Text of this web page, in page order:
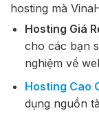
hosting mà
Hosting Giá
cho các bạn
nghiệm về
Hosting Cao
dụng nguồn